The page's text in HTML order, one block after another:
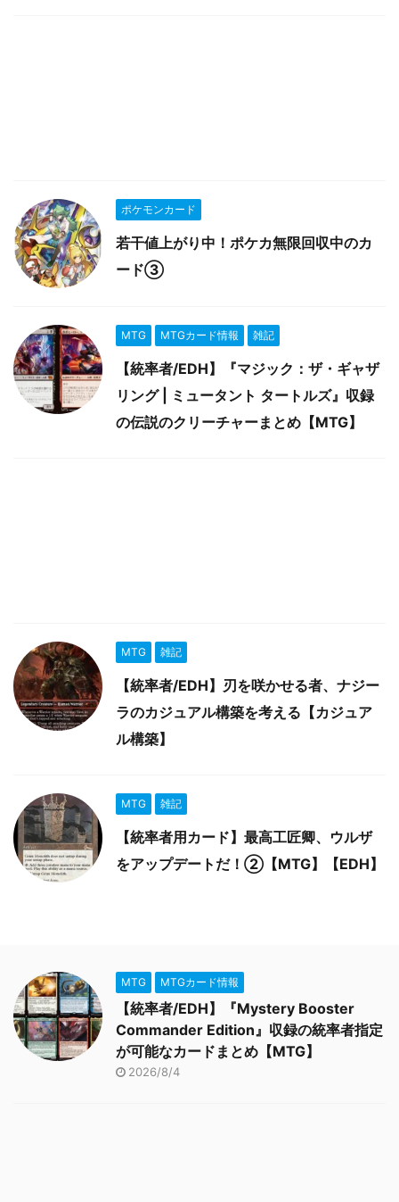
ポケモンカード
若干値上がり中！ポケカ無限回収中のカ
ード③
MTG MTGカード情報 雑記
【統率者/EDH】『マジック：ザ・ギャザ
リング | ミュータント タートルズ』収録
の伝説のクリーチャーまとめ【MTG】
MTG 雑記
【統率者/EDH】刃を咲かせる者、ナジー
ラのカジュアル構築を考える【カジュア
ル構築】
MTG 雑記
【統率者用カード】最高工匠卿、ウルザ
をアップデートだ！②【MTG】【EDH】
MTG MTGカード情報
【統率者/EDH】『Mystery Booster
Commander Edition』収録の統率者指定
が可能なカードまとめ【MTG】
2026/8/4